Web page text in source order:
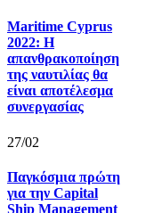
Maritime Cyprus
2022: Η
απανθρακοποίηση
της ναυτιλίας θα
είναι αποτέλεσμα
συνεργασίας
27/02
Παγκόσμια πρώτη
για την Capital
Ship Management